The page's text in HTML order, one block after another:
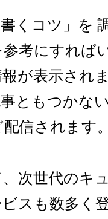
くコツ」を
考にすれば
が表示され
ともつかな
信されます
次世代のキ
スも数多く